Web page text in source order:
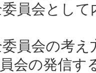
会として
会の考え
会の発信す